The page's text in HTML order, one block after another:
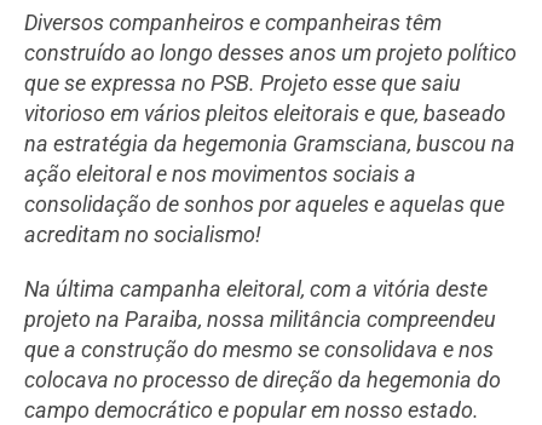
Diversos companheiros e companheiras têm
construído ao longo desses anos um projeto político
que se expressa no PSB. Projeto esse que saiu
vitorioso em vários pleitos eleitorais e que, baseado
na estratégia da hegemonia Gramsciana, buscou na
ação eleitoral e nos movimentos sociais a
consolidação de sonhos por aqueles e aquelas que
acreditam no socialismo!
Na última campanha eleitoral, com a vitória deste
projeto na Paraiba, nossa militância compreendeu
que a construção do mesmo se consolidava e nos
colocava no processo de direção da hegemonia do
campo democrático e popular em nosso estado.